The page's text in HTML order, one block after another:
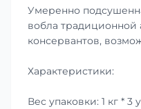
Умеренно
вобла традиционной
консервантов,
Характеристики:
Вес упаковки: 1 кг * 3